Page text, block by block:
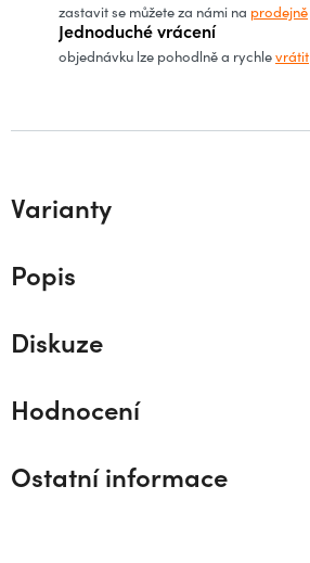
zastavit se můžete za námi na prodejně
Jednoduché vrácení
objednávku lze pohodlně a rychlevrátit
Varianty
Popis
Diskuze
Hodnocení
Ostatní informace